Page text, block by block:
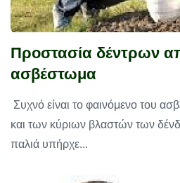
Προστασία δέντρων
ασβέστωμα
Συχνό είναι το φαινόμενο του
και των κύριων βλαστών των
παλιά υπήρχε...